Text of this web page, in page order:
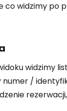
co widzimy po
widzimy
numer /